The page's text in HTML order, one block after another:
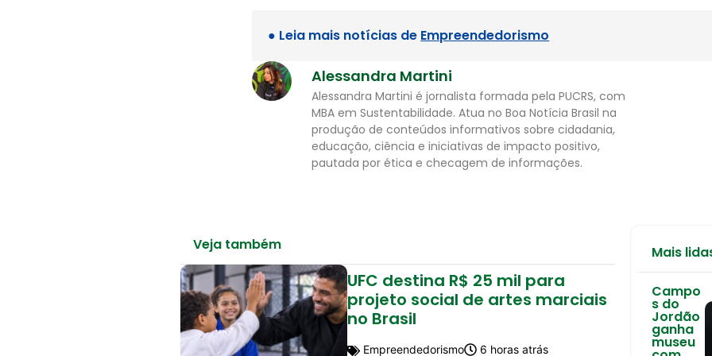
● Leia mais notícias de Empreendedorismo
Alessandra Martini
Alessandra Martini é jornalista formada pela PUCRS, com
MBA em Sustentabilidade. Atua no Boa Notícia Brasil na
produção de conteúdos informativos sobre cidadania,
educação, ciência e iniciativas de impacto positivo,
pautada por ética e checagem de informações.
Veja também
UFC destina R$ 25 mil para
projeto social de artes marciais
no Brasil
Empreendedorismo 6 horas atrás
Mais
Campo
s do
Jordão
ganha
museu